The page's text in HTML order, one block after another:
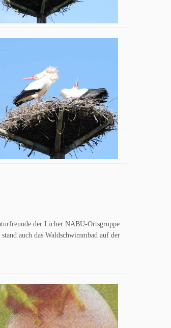
der Licher NABU-Ortsgruppe
auch das Waldschwimmbad auf der